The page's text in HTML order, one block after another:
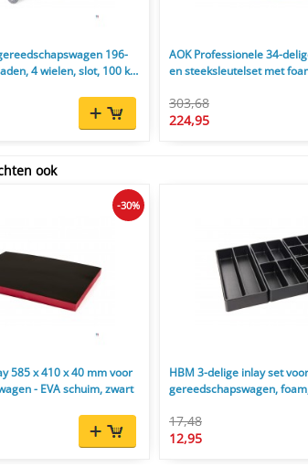
196-
4 wielen, slot, 100 kg
AOK Professionele 34-
en steeksleutelset met
303,68
224,95
ook
585 x 410 x 40 mm voor
- EVA schuim, zwart
-30%
HBM 3-delige inlay set voor
gereedschapswagen,
17,48
12,95